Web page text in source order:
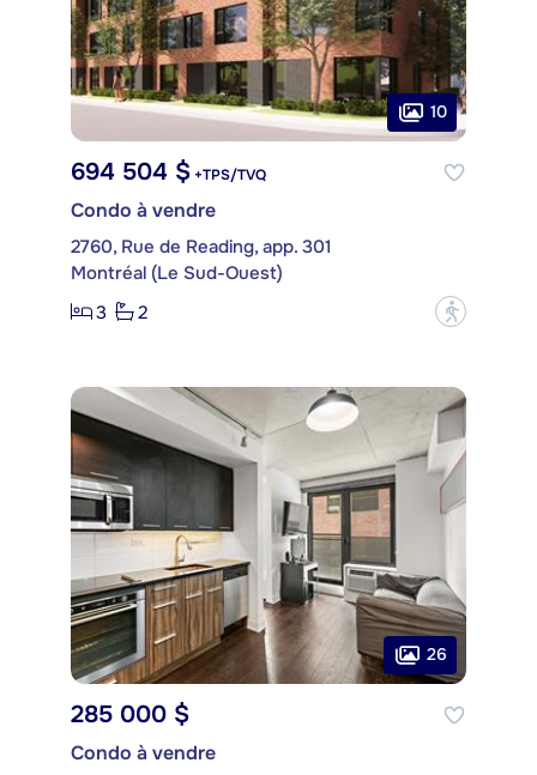
10
694 504 $ +TPS/TVQ
Condo à vendre
2760, Rue de Reading, app. 301
Montréal (Le Sud-Ouest)
3
2 ?
26
285 000 $
Condo à vendre